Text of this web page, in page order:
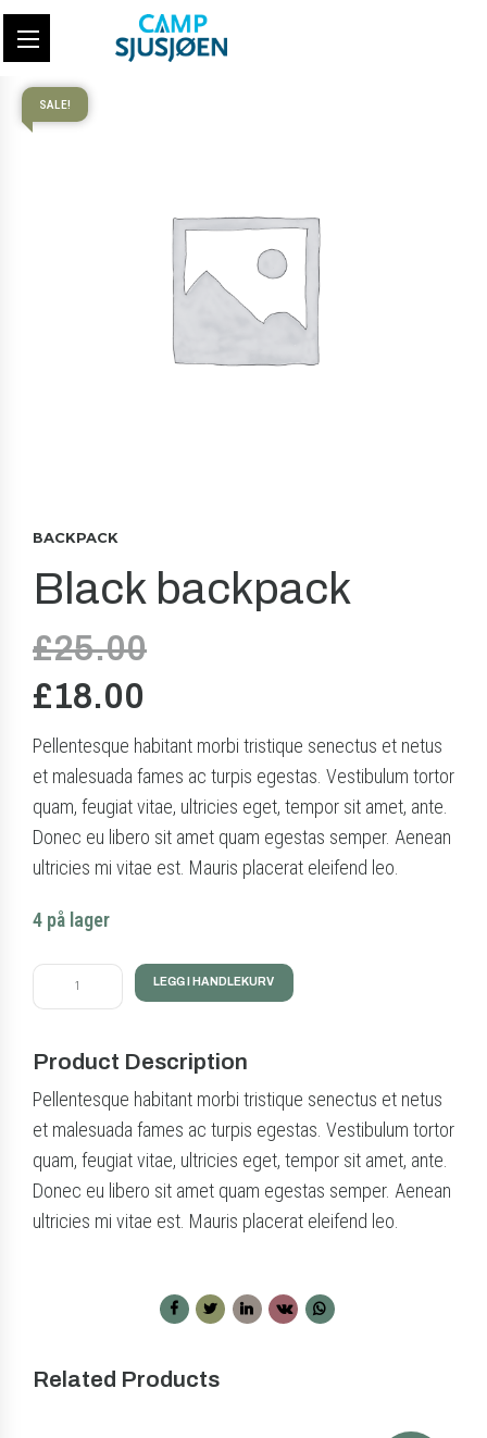
SALE!
BACKPACK
Black backpack
£25.00Opprinnelig
£25.00.
£18.00
Nåværende
pris
er:
£18.00.
Pellentesque habitant morbi tristique senectus et netus
et malesuada fames ac turpis egestas. Vestibulum tortor
quam, feugiat vitae, ultricies eget, tempor sit amet, ante.
Donec eu libero sit amet quam egestas semper. Aenean
ultricies mi vitae est. Mauris placerat eleifend leo.
4 på lager
Black
backpack
LEGG I HANDLEKURV
Product Description
Pellentesque habitant morbi tristique senectus et netus
et malesuada fames ac turpis egestas. Vestibulum tortor
quam, feugiat vitae, ultricies eget, tempor sit amet, ante.
Donec eu libero sit amet quam egestas semper. Aenean
ultricies mi vitae est. Mauris placerat eleifend leo.
Related Products